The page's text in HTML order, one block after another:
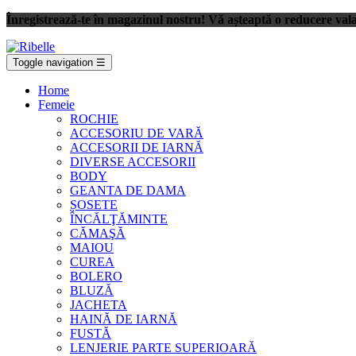
Înregistrează-te în magazinul nostru! Vă așteaptă o reducere
Toggle navigation ☰
Home
Femeie
ROCHIE
ACCESORIU DE VARĂ
ACCESORII DE IARNĂ
DIVERSE ACCESORII
BODY
GEANTA DE DAMA
ȘOSETE
ÎNCĂLŢĂMINTE
CĂMAŞĂ
MAIOU
CUREA
BOLERO
BLUZĂ
JACHETA
HAINĂ DE IARNĂ
FUSTĂ
LENJERIE PARTE SUPERIOARĂ